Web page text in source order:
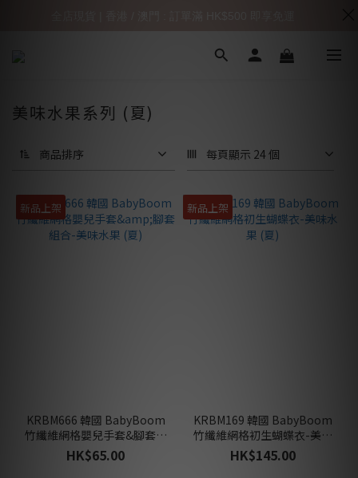
美味水果系列 (夏)
商品排序 每頁顯示 24 個
新品上架
KRBM666 韓國 BabyBoom
竹纖維網格嬰兒手套&腳套組
合-美味水果 (夏)
HK$65.00
新品上架
KRBM169 韓國 BabyBoom
竹纖維網格初生蝴蝶衣-美味
水果 (夏)
HK$145.00